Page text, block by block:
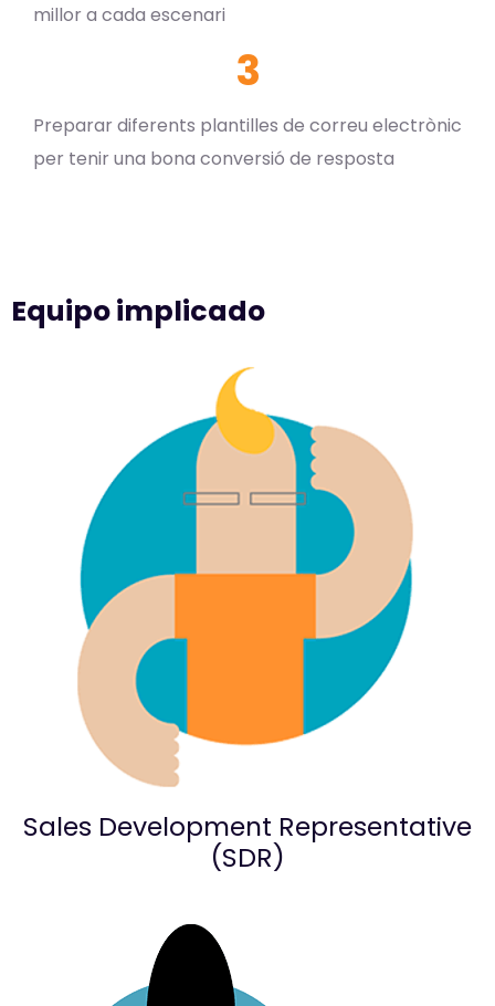
millor a cada escenari
3
Preparar diferents plantilles de correu electrònic
per tenir una bona conversió de resposta
Equipo implicado
Sales Development Representative
(SDR)